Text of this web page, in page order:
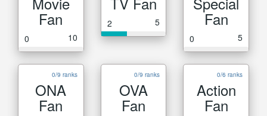
Fan
0 10
2 5 Fan
0 5
0/9 ranks
ONA
Fan
0/9 ranks
OVA
Fan
0/6 ranks
Action
Fan